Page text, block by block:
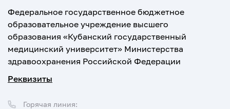
Федеральное государственное бюджетное
образовательное учреждение высшего
образования «Кубанский государственный
медицинский университет» Министерства
здравоохранения Российской Федерации
Реквизиты
Горячая линия: